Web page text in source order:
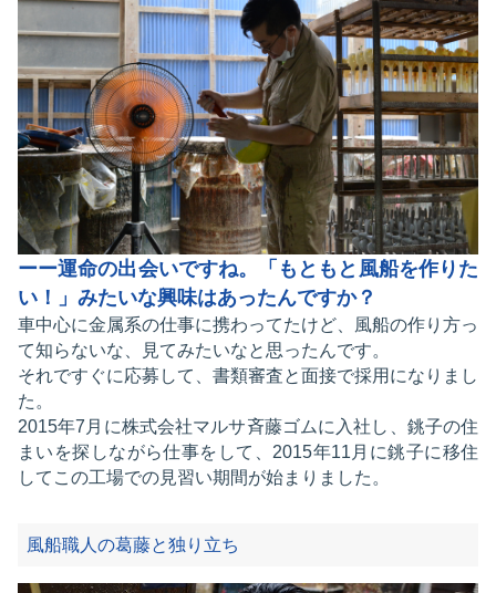
ーー運命の出会いですね。「もともと風船を作りた
い！」みたいな興味はあったんですか？
車中心に金属系の仕事に携わってたけど、風船の作り方っ
て知らないな、見てみたいなと思ったんです。
それですぐに応募して、書類審査と面接で採用になりまし
た。
2015年7月に株式会社マルサ斉藤ゴムに入社し、銚子の住
まいを探しながら仕事をして、2015年11月に銚子に移住
してこの工場での見習い期間が始まりました。
風船職人の葛藤と独り立ち